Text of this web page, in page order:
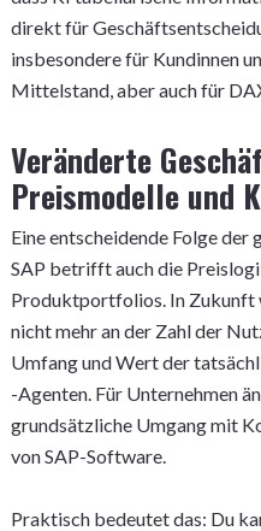
direkt für
insbesondere für Kundinnen
Mittelstand, aber auch für
Veränderte
Preismodelle und
Eine entscheidende Folge
SAP betrifft auch die
Produktportfolios. In Zukunft
nicht mehr an der Zahl der
Umfang und Wert der
-Agenten. Für Unternehmen
grundsätzliche Umgang mit
von SAP-Software.
Praktisch bedeutet das: Du